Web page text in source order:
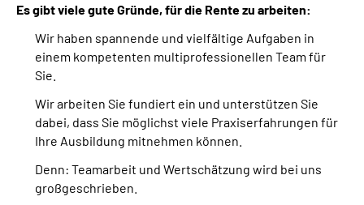
Es gibt viele gute Gründe, für die Rente zu arbeiten:
Wir haben spannende und vielfältige Aufgaben in
einem kompetenten multiprofessionellen Team für
Sie.
Wir arbeiten Sie fundiert ein und unterstützen Sie
dabei, dass Sie möglichst viele Praxiserfahrungen für
Ihre Ausbildung mitnehmen können.
Denn: Teamarbeit und Wertschätzung wird bei uns
großgeschrieben.